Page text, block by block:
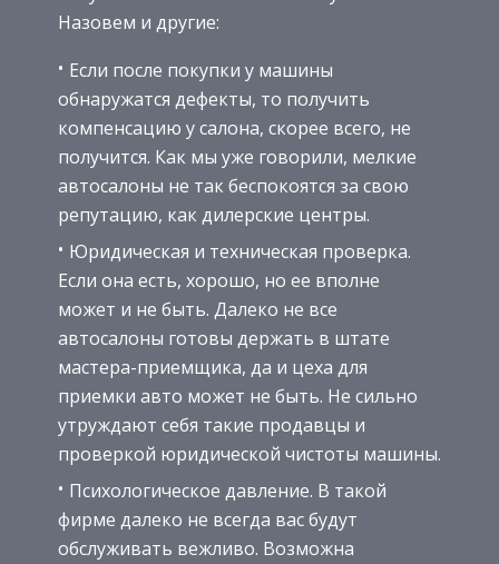
Назовем и другие:
Если после покупки у машины
обнаружатся дефекты, то получить
компенсацию у салона, скорее всего, не
получится. Как мы уже говорили, мелкие
автосалоны не так беспокоятся за свою
репутацию, как дилерские центры.
Юридическая и техническая проверка.
Если она есть, хорошо, но ее вполне
может и не быть. Далеко не все
автосалоны готовы держать в штате
мастера-приемщика, да и цеха для
приемки авто может не быть. Не сильно
утруждают себя такие продавцы и
проверкой юридической чистоты машины.
Психологическое давление. В такой
фирме далеко не всегда вас будут
обслуживать вежливо. Возможна